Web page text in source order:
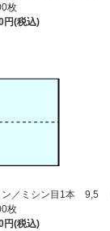
枚
円(税込)
／ミシン目1本 9,5
枚
円(税込)